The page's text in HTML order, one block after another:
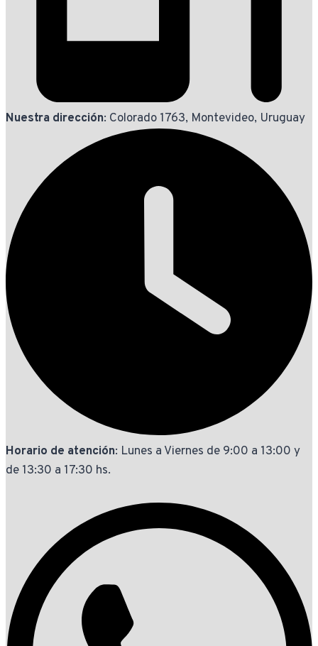
Nuestra dirección: Colorado 1763, Montevideo, Uruguay
Horario de atención: Lunes a Viernes de 9:00 a 13:00 y
de 13:30 a 17:30 hs.